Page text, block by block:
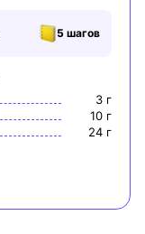
5 шагов
3 г
10 г
24 г